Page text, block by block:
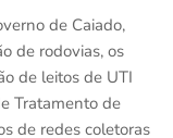
de Caiado,
de rodovias, os
de leitos de UTI
Tratamento de
de redes coletoras